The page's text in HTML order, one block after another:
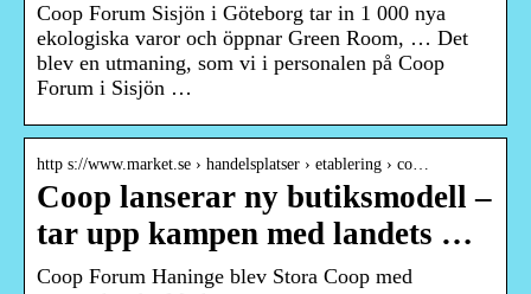
Coop Forum Sisjön i Göteborg tar in 1 000 nya
ekologiska varor och öppnar Green Room, … Det
blev en utmaning, som vi i personalen på Coop
Forum i Sisjön …
http s://www.market.se › handelsplatser › etablering › co…
Coop lanserar ny butiksmodell –
tar upp kampen med landets …
Coop Forum Haninge blev Stora Coop med